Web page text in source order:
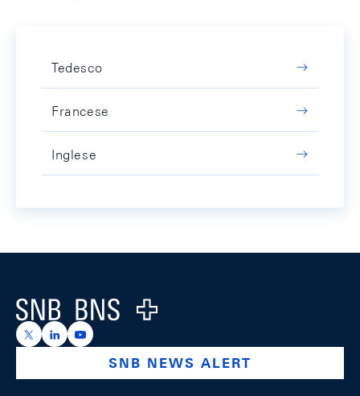
Tedesco
Francese
Inglese
Logo
https://x.com/snb_bns
https://ch.linkedin.com/company/swiss-national-
https://www.youtube.com/@swissnationalbank
SNB NEWS ALERT